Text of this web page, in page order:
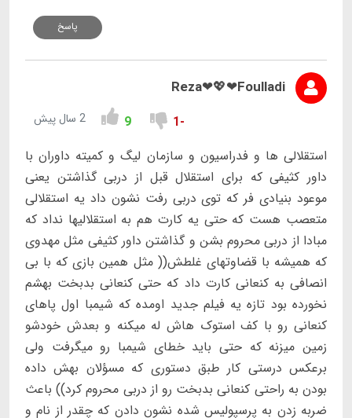
پاسخ
Reza❤💖❤Foulladi
-1
9 2 سال پیش
استقلالی ها و فدراسیون و سازمان لیگ و کمیته داوران با
داور کثیفی که برای استقلال قبل از دربی گذاشتن یعنی
موعود بنیادی فر که توی دربی رفت نشون داد یه استقلالی
متعصب هست که حتی یه کارت هم به استقلالیها نداد که
مبادا از دربی محروم بشن و گذاشتن داور کثیفی مثل مهدوی
که همیشه با قضاوتهای غلطش(( مثل همین بازی که با بی
انصافی به کنعانی کارت داد که حتی کنعانی بدبخت بهشم
نخورده بود تازه یه فیلم جدید اومده که شیمبا اول پاهای
کنعانی رو با کف استوک هاش له میکنه و بعدش خودشو
زمین میزنه که حتی باید خطای شیمبا رو میگرفت ولی
برعکس درستی کار طبق دستوری که مسؤلان بهش داده
بودن به راحتی کنعانی بدبخت رو از دربی محروم کرد)) باعث
ضربه زدن به پرسپولیس شده نشون دادن که چقدر از نام و